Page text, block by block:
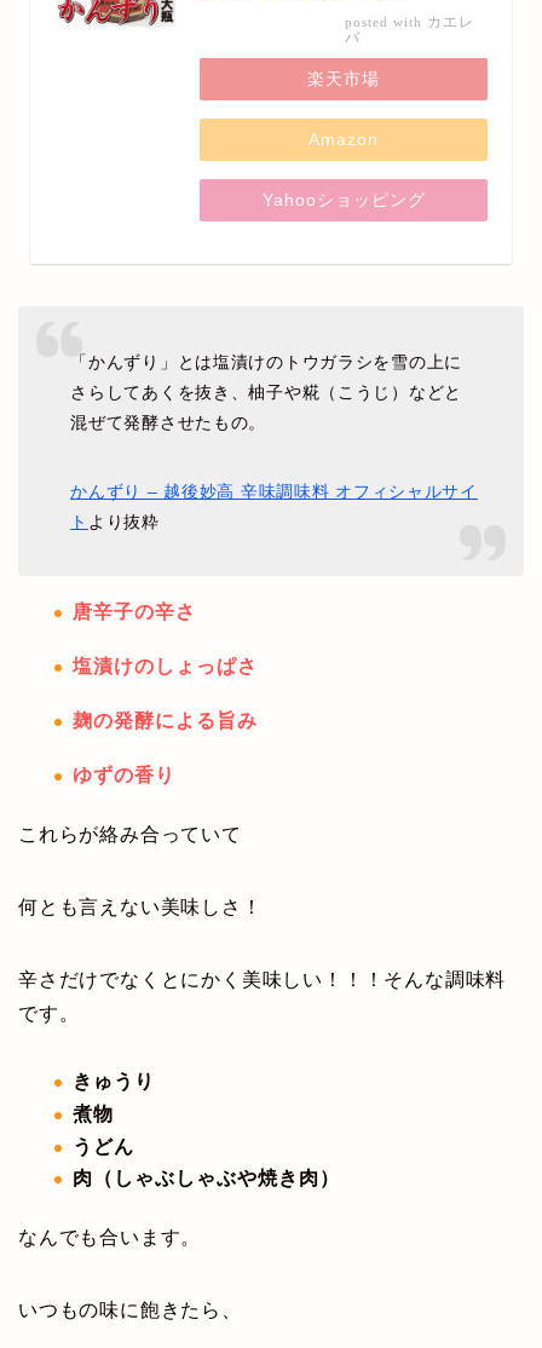
posted with カエレ
バ
楽天市場
Amazon
Yahooショッピング
「かんずり」とは塩漬けのトウガラシを雪の上に
さらしてあくを抜き、柚子や糀（こうじ）などと
混ぜて発酵させたもの。
かんずり – 越後妙高 辛味調味料 オフィシャルサイ
ト より抜粋
唐辛子の辛さ
塩漬けのしょっぱさ
麹の発酵による旨み
ゆずの香り
これらが絡み合っていて
何とも言えない美味しさ！
辛さだけでなくとにかく美味しい！！！そんな調味料
です。
きゅうり
煮物
うどん
肉（しゃぶしゃぶや焼き肉）
なんでも合います。
いつもの味に飽きたら、